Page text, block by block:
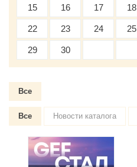
15 16 17 18
22 23 24 25
29 30
Все
Все Новости каталога